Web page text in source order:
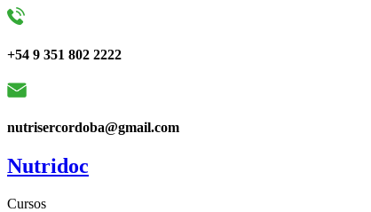
+54 9 351 802 2222
nutrisercordoba@gmail.com
Nutridoc
Cursos